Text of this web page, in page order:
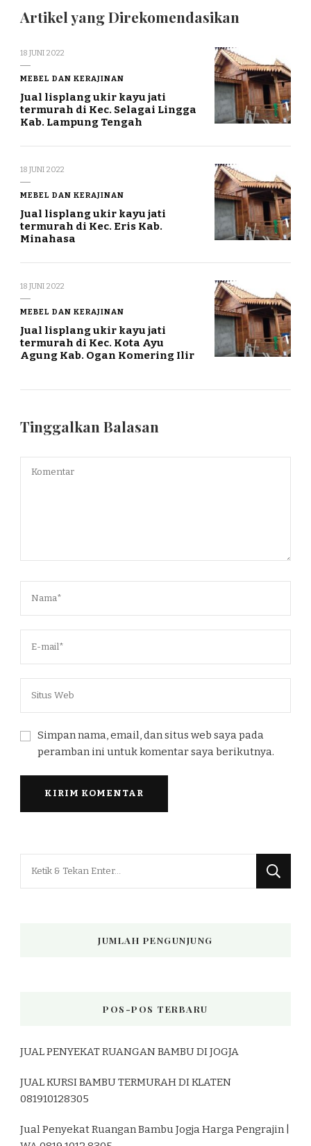
Artikel yang Direkomendasikan
18 JUNI 2022
MEBEL DAN KERAJINAN
Jual lisplang ukir kayu jati
termurah di Kec. Selagai Lingga
Kab. Lampung Tengah
18 JUNI 2022
MEBEL DAN KERAJINAN
Jual lisplang ukir kayu jati
termurah di Kec. Eris Kab.
Minahasa
18 JUNI 2022
MEBEL DAN KERAJINAN
Jual lisplang ukir kayu jati
termurah di Kec. Kota Ayu
Agung Kab. Ogan Komering Ilir
Tinggalkan Balasan
Simpan nama, email, dan situs web saya pada
peramban ini untuk komentar saya berikutnya.
JUMLAH PENGUNJUNG
POS-POS TERBARU
JUAL PENYEKAT RUANGAN BAMBU DI JOGJA
JUAL KURSI BAMBU TERMURAH DI KLATEN
081910128305
Jual Penyekat Ruangan Bambu Jogja Harga Pengrajin |